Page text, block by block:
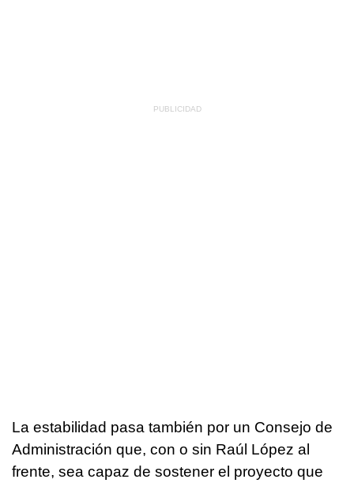
La estabilidad pasa también por un Consejo de
Administración que, con o sin Raúl López al
frente, sea capaz de sostener el proyecto que